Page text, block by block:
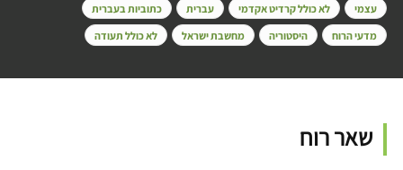
עצמי
לא כולל קרדיט אקדמי עברית
כתוביות בעברית
מדעי הרוח
היסטוריה מחשבת ישראל לא כולל תעודה
שאר רוח